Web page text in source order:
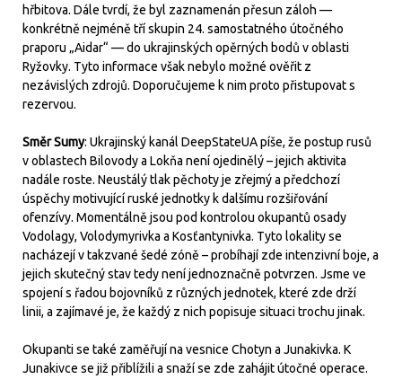
hřbitova. Dále tvrdí, že byl zaznamenán přesun záloh —
konkrétně nejméně tří skupin 24. samostatného útočného
praporu „Aidar“ — do ukrajinských opěrných bodů v oblasti
Ryžovky. Tyto informace však nebylo možné ověřit z
nezávislých zdrojů. Doporučujeme k nim proto přistupovat s
rezervou.
SměrSumy: Ukrajinský kanál DeepStateUA píše, že postup rusů
v oblastech Bilovody a Lokňa není ojedinělý – jejich aktivita
nadále roste. Neustálý tlak pěchoty je zřejmý a předchozí
úspěchy motivující ruské jednotky k dalšímu rozšiřování
ofenzívy. Momentálně jsou pod kontrolou okupantů osady
Vodolagy, Volodymyrivka a Kosťantynivka. Tyto lokality se
nacházejí v takzvané šedé zóně – probíhají zde intenzivní boje, a
jejich skutečný stav tedy není jednoznačně potvrzen. Jsme ve
spojení s řadou bojovníků z různých jednotek, které zde drží
linii, a zajímavé je, že každý z nich popisuje situaci trochu jinak.
Okupanti se také zaměřují na vesnice Chotyn a Junakivka. K
Junakivce se již přiblížili a snaží se zde zahájit útočné operace.